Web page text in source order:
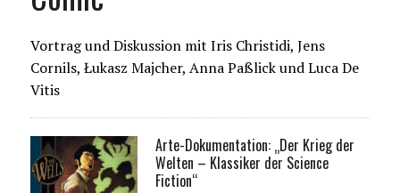
Vortrag und Diskussion mit Iris Christidi, Jens
Cornils, Łukasz Majcher, Anna Paßlick und Luca De
Vitis
Arte-Dokumentation: „Der Krieg der
Welten – Klassiker der Science
Fiction“